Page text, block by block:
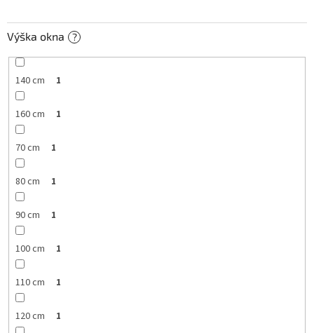
Výška okna ?
140 cm 1
160 cm 1
70 cm 1
80 cm 1
90 cm 1
100 cm 1
110 cm 1
120 cm 1